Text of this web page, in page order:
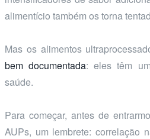
alimentício também os torna
Mas os alimentos
bem documentada: eles têm
saúde.
Para começar, antes de
AUPs, um lembrete: correlação